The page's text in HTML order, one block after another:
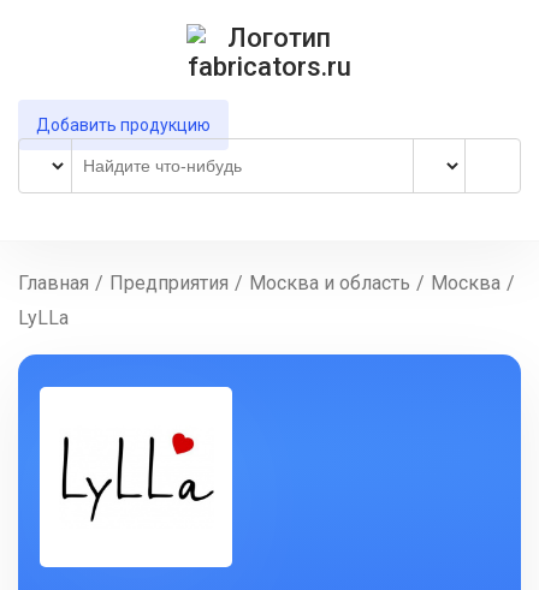
Добавить продукцию
Главная / Предприятия / Москва и область / Москва /
LyLLa